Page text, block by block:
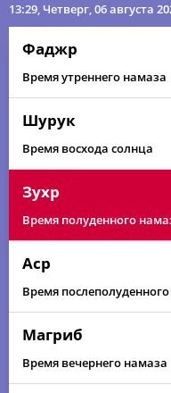
13:29, Четверг, 06 августа
Фаджр
Время утреннего намаза
Шурук
Время восхода солнца
Зухр
Время полуденного
Аср
Время
Магриб
Время вечернего намаза